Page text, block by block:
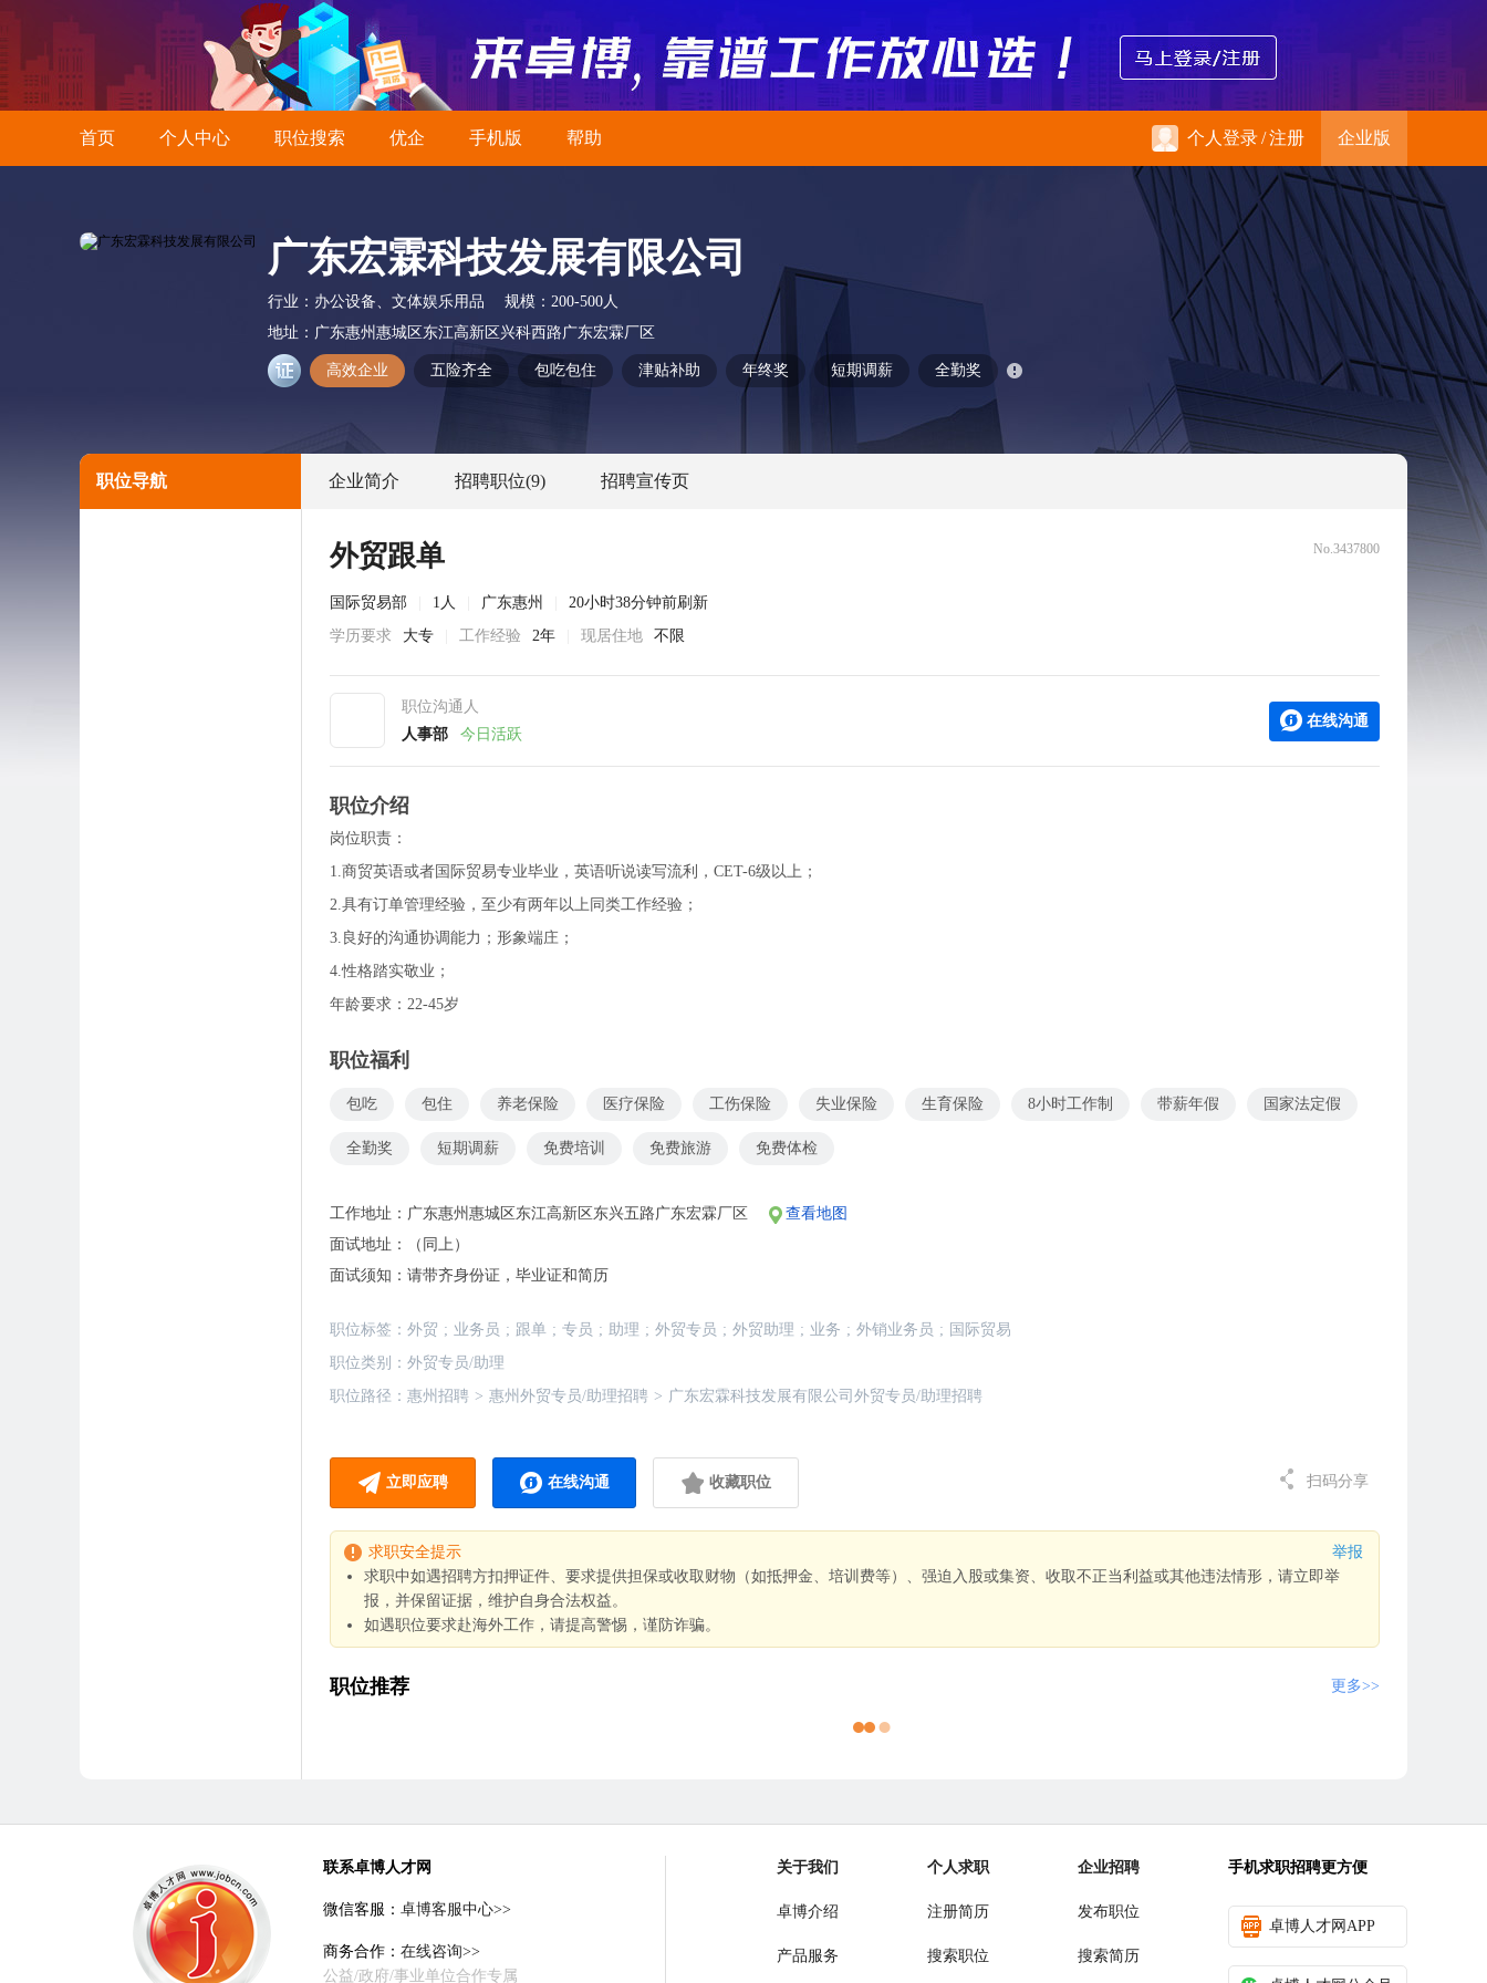
首页 个人中心 职位搜索 优企 手机版 帮助 个人登录/注册 企业版
广东宏霖科技发展有限公司
行业： 办公设备、文体娱乐用品 规模： 200-500人
地址： 广东惠州惠城区东江高新区兴科西路广东宏霖厂区
高效企业 五险齐全 包吃包住 津贴补助 年终奖 短期调薪 全勤奖
职位导航 企业简介 招聘职位(9) 招聘宣传页
外贸跟单 No.3437800
国际贸易部 1人 广东惠州
20小时38分钟前刷新
学历要求
大专 工作经验 2年 现居住地 不限
职位沟通人
人事部
今日活跃
在线沟通
职位介绍
岗位职责：
1.商贸英语或者国际贸易专业毕业，英语听说读写流利，CET-6级以上；
2.具有订单管理经验，至少有两年以上同类工作经验；
3.良好的沟通协调能力；形象端庄；
4.性格踏实敬业；
年龄要求：22-45岁
职位福利
包吃 包住 养老保险 医疗保险 工伤保险 失业保险 生育保险 8小时工作制 带薪年假 国家法定假
全勤奖 短期调薪 免费培训 免费旅游 免费体检
工作地址： 广东惠州惠城区东江高新区东兴五路广东宏霖厂区
查看地图
面试地址：
（同上）
面试须知： 请带齐身份证，毕业证和简历
职位标签： 外贸 ; 业务员 ; 跟单 ; 专员 ; 助理 ; 外贸专员 ; 外贸助理 ; 业务 ; 外销业务员 ; 国际贸易
职位类别： 外贸专员/助理
职位路径： 惠州招聘 > 惠州外贸专员/助理招聘 > 广东宏霖科技发展有限公司外贸专员/助理招聘
立即应聘 在线沟通 收藏职位 扫码分享
求职安全提示
举报
求职中如遇招聘方扣押证件、要求提供担保或收取财物（如抵押金、培训费等）、强迫入股或集资、收取不正当利益或其他违法情形，请立即举
报，并保留证据，维护自身合法权益。
如遇职位要求赴海外工作，请提高警惕，谨防诈骗。
职位推荐 更多>>
联系卓博人才网
微信客服： 卓博客服中心>>
商务合作： 在线咨询>>
公益/政府/事业单位合作专属
关于我们
卓博介绍
产品服务
个人求职
注册简历
搜索职位
企业招聘
发布职位
搜索简历
手机求职招聘更方便
卓博人才网APP